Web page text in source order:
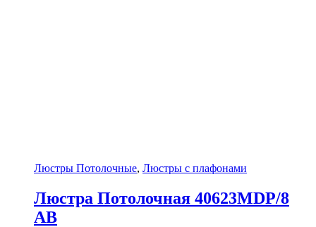
Люстры Потолочные, Люстры с плафонами
Люстра Потолочная 40623MDP/8
AB